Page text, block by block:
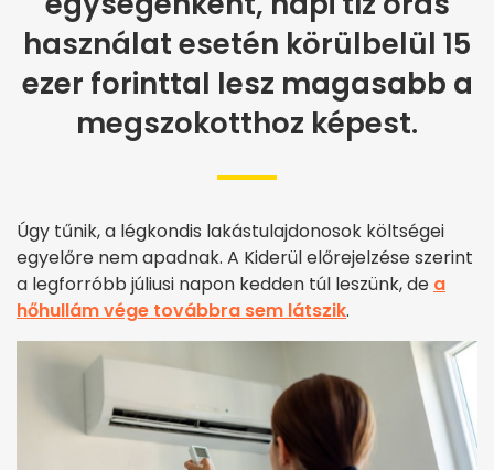
használat esetén körülbelül 15
ezer forinttal lesz magasabb a
megszokotthoz képest.
Úgy tűnik, a légkondis lakástulajdonosok költségei
egyelőre nem apadnak. A Kiderül előrejelzése szerint
a legforróbb júliusi napon kedden túl leszünk, de a
hőhullám vége továbbra sem látszik.